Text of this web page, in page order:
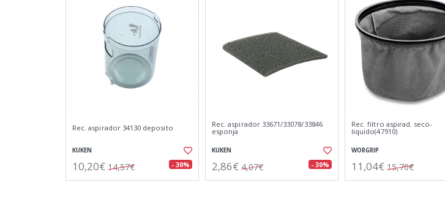
Rec. aspirador 34130 deposito
KUKEN
10,20€ 14,57€ - 30%
Rec. aspirador 33671/33078/33846
esponja
KUKEN
2,86€ 4,07€ - 30%
Rec. filtro aspirad. seco-
liquido(47910)
WORGRIP
11,04€ 15,70€